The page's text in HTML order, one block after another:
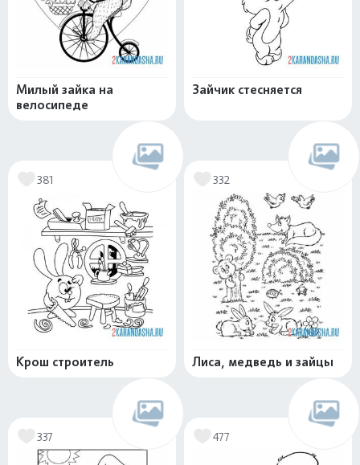
Милый зайка на
велосипеде
Зайчик стесняется
381
Крош строитель
332
Лиса, медведь и зайцы
337 477